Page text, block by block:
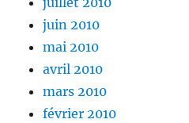
juin 2010
mai 2010
avril 2010
mars 2010
février 2010